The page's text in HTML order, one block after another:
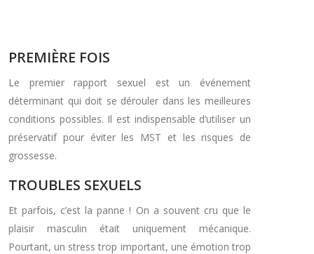
PREMIÈRE FOIS
Le premier rapport sexuel est un événement
déterminant qui doit se dérouler dans les meilleures
conditions possibles. Il est indispensable d’utiliser un
préservatif pour éviter les MST et les risques de
grossesse.
TROUBLES SEXUELS
Et parfois, c’est la panne ! On a souvent cru que le
plaisir masculin était uniquement mécanique.
Pourtant, un stress trop important, une émotion trop